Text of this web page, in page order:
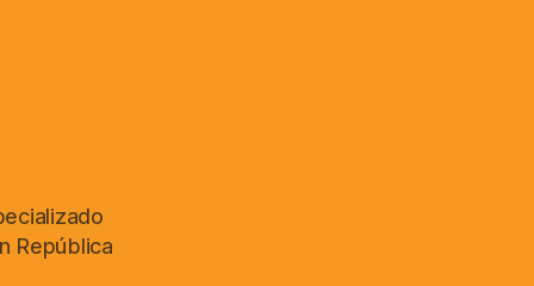
República